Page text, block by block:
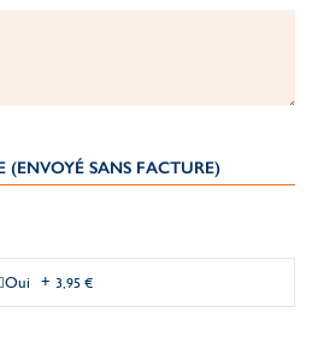
(ENVOYÉ SANS FACTURE)
Oui + 3,95 €